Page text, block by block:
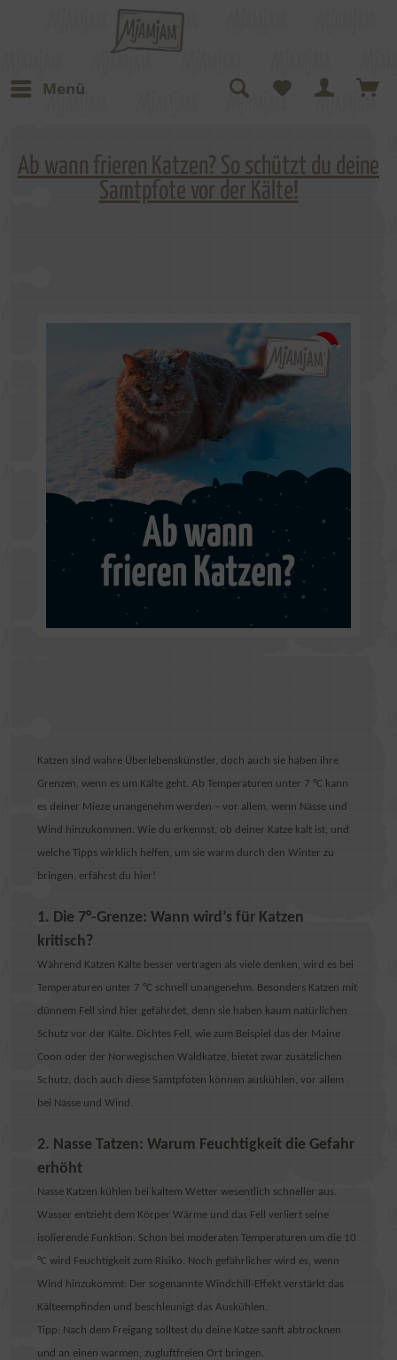
Menü
Ab wann frieren Katzen? So schützt du deine
Samtpfote vor der Kälte!
Katzen sind wahre Überlebenskünstler, doch auch sie haben ihre
Grenzen, wenn es um Kälte geht. Ab Temperaturen unter 7 °C kann
es deiner Mieze unangenehm werden – vor allem, wenn Nässe und
Wind hinzukommen. Wie du erkennst, ob deiner Katze kalt ist, und
welche Tipps wirklich helfen, um sie warm durch den Winter zu
bringen, erfährst du hier!
1. Die 7°-Grenze: Wann wird’s für Katzen
kritisch?
Während Katzen Kälte besser vertragen als viele denken, wird es bei
Temperaturen unter 7 °C schnell unangenehm. Besonders Katzen mit
dünnem Fell sind hier gefährdet, denn sie haben kaum natürlichen
Schutz vor der Kälte. Dichtes Fell, wie zum Beispiel das der Maine
Coon oder der Norwegischen Waldkatze, bietet zwar zusätzlichen
Schutz, doch auch diese Samtpfoten können auskühlen, vor allem
bei Nässe und Wind.
2. Nasse Tatzen: Warum Feuchtigkeit die Gefahr
erhöht
Nasse Katzen kühlen bei kaltem Wetter wesentlich schneller aus.
Wasser entzieht dem Körper Wärme und das Fell verliert seine
isolierende Funktion. Schon bei moderaten Temperaturen um die 10
°C wird Feuchtigkeit zum Risiko. Noch gefährlicher wird es, wenn
Wind hinzukommt: Der sogenannte Windchill-Effekt verstärkt das
Kälteempfinden und beschleunigt das Auskühlen.
Tipp: Nach dem Freigang solltest du deine Katze sanft abtrocknen
und an einen warmen, zugluftfreien Ort bringen.